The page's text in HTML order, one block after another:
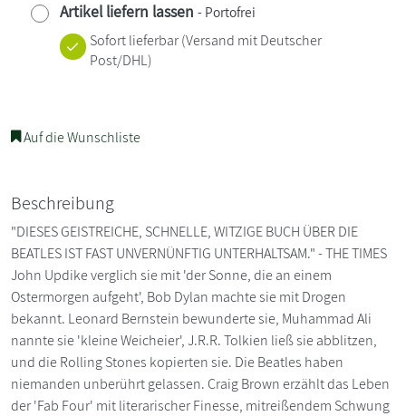
Artikel liefern lassen - Portofrei
Sofort lieferbar(Versand mit Deutscher
Post/DHL)
Auf die Wunschliste
Beschreibung
"DIESES GEISTREICHE, SCHNELLE, WITZIGE BUCH ÜBER DIE
BEATLES IST FAST UNVERNÜNFTIG UNTERHALTSAM." - THE TIMES
John Updike verglich sie mit 'der Sonne, die an einem
Ostermorgen aufgeht', Bob Dylan machte sie mit Drogen
bekannt. Leonard Bernstein bewunderte sie, Muhammad Ali
nannte sie 'kleine Weicheier', J.R.R. Tolkien ließ sie abblitzen,
und die Rolling Stones kopierten sie. Die Beatles haben
niemanden unberührt gelassen. Craig Brown erzählt das Leben
der 'Fab Four' mit literarischer Finesse, mitreißendem Schwung